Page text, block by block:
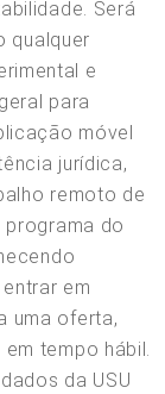
Será
qualquer
e
para
móvel
jurídica,
remoto de
programa do
em
uma oferta,
tempo hábil.
da USU